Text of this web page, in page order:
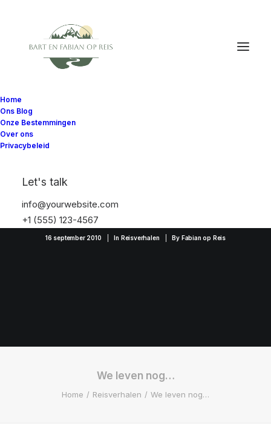
Home
Ons Blog
Onze Bestemmingen
Over ons
Privacybeleid
Let's talk
info@yourwebsite.com
+1 (555) 123-4567
WE LEVEN NOG...
16 september 2010 In Reisverhalen By Fabian op Reis
We leven nog…
Home Reisverhalen We leven nog…